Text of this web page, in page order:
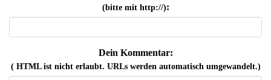
(bitte mit http://):
Dein Kommentar:
( HTML ist nichterlaubt. URLs werden automatisch umgewandelt.)